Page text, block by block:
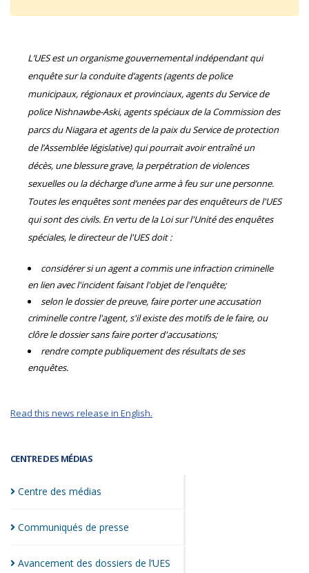
CENTRE DES MÉDIAS
Centre des médias
Communiqués de presse
Avancement des dossiers de l’UES
L’UES est un organisme gouvernemental indépendant qui
enquête sur la conduite d’agents (agents de police
municipaux, régionaux et provinciaux, agents du Service de
police Nishnawbe-Aski, agents spéciaux de la Commission des
parcs du Niagara et agents de la paix du Service de protection
de l’Assemblée législative) qui pourrait avoir entraîné un
décès, une blessure grave, la perpétration de violences
sexuelles ou la décharge d’une arme à feu sur une personne.
Toutes les enquêtes sont menées par des enquêteurs de l'UES
qui sont des civils. En vertu de la Loi sur l'Unité des enquêtes
spéciales, le directeur de l'UES doit :
considérer si un agent a commis une infraction criminelle
en lien avec l'incident faisant l'objet de l'enquête;
selon le dossier de preuve, faire porter une accusation
criminelle contre l'agent, s'il existe des motifs de le faire, ou
clôre le dossier sans faire porter d'accusations;
rendre compte publiquement des résultats de ses
enquêtes.
Read this news release in English.